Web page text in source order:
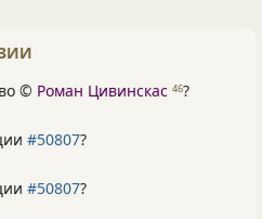
© Роман Цивинскас 46?
#50807?
#50807?